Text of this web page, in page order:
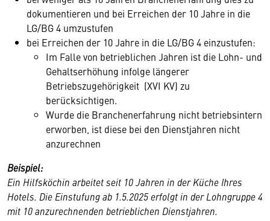
dokumentieren und bei Erreichen der 10 Jahre in die
LG/BG 4 umzustufen
bei Erreichen der 10 Jahre in die LG/BG 4 einzustufen:
Im Falle von betrieblichen Jahren ist die Lohn- und
Gehaltserhöhung infolge längerer
Betriebszugehörigkeit (XVI KV) zu
berücksichtigen.
Wurde die Branchenerfahrung nicht betriebsintern
erworben, ist diese bei den Dienstjahren nicht
anzurechnen
Beispiel:
Ein Hilfsköchin arbeitet seit 10 Jahren in der Küche Ihres
Hotels. Die Einstufung ab 1.5.2025 erfolgt in der Lohngruppe 4
mit 10 anzurechnenden betrieblichen Dienstjahren.